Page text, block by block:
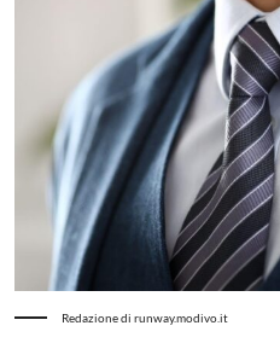
Redazione di runway.modivo.it